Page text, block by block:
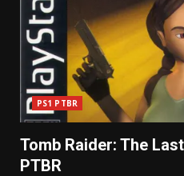
PS1 PTBR
Tomb Raider: The
PTBR